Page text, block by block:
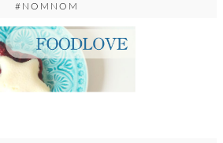
#NOMNOM